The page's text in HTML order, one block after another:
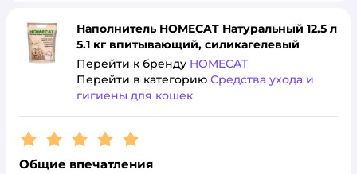
Наполнитель HOMECAT Натуральный 12.5 л
5.1 кг впитывающий, силикагелевый
Перейти к бренду HOMECAT
Перейти в категорию Средства ухода и
гигиены для кошек
Рейтинг:5
Общие впечатления